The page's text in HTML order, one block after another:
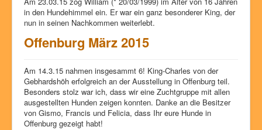
in den Hundehimmel ein. Er war ein ganz besonderer King, der
nun in seinen Nachkommen weiterlebt.
Offenburg März 2015
Am 14.3.15 nahmen insgesammt 6! King-Charles von der
Gebhardshöh erfolgreich an der Ausstellung in Offenburg teil.
Besonders stolz war ich, dass wir eine Zuchtgruppe mit allen
ausgestellten Hunden zeigen konnten. Danke an die Besitzer
von Gismo, Francis und Felicia, dass Ihr eure Hunde in
Offenburg gezeigt habt!